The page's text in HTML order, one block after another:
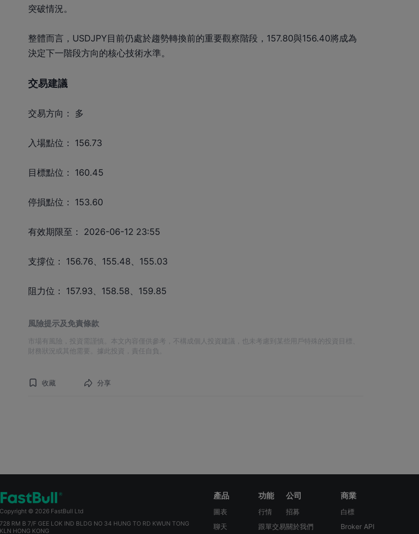
突破情況。
整體而言，USDJPY目前仍處於趨勢轉換前的重要觀察階段，157.80與156.40將成為
決定下一階段方向的核心技術水準。
交易建議
交易方向： 多
入場點位： 156.73
目標點位： 160.45
停損點位： 153.60
有效期限至： 2026-06-12 23:55
支撐位： 156.76、155.48、155.03
阻力位： 157.93、158.58、159.85
風險提示及免責條款
市場有風險，投資需謹慎。本文內容僅供參考，不構成個人投資建議，也未考慮到某些用戶特殊的投資目標、
財務狀況或其他需要。據此投資，責任自負。
收藏 分享
Copyright © 2026 FastBull Ltd
728 RM B 7/F GEE LOK IND BLDG NO 34 HUNG TO RD KWUN TONG
KLN HONG KONG
產品
圖表
聊天
功能
行情
跟單交易
公司
招募
關於我們
商業
白標
Broker API